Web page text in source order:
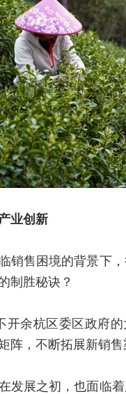
业创新
销售困境的背景下
制胜秘诀？
开余杭区委区政府
阵，不断拓展新销
发展之初，也面临